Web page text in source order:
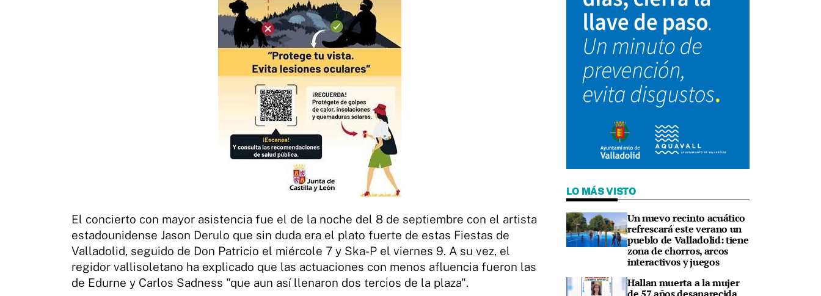
El concierto con mayor asistencia fue el de la noche del 8 de septiembre con el artista
estadounidense Jason Derulo que sin duda era el plato fuerte de estas Fiestas de
Valladolid, seguido de Don Patricio el miércole 7 y Ska-P el viernes 9. A su vez, el
regidor vallisoletano ha explicado que las actuaciones con menos afluencia fueron las
de Edurne y Carlos Sadness "que aun así llenaron dos tercios de la plaza".
LO MÁS VISTO
Un nuevo recinto acuático
refrescará este verano un
pueblo de Valladolid: tiene
zona de chorros, arcos
interactivos y juegos
Hallan muerta a la mujer